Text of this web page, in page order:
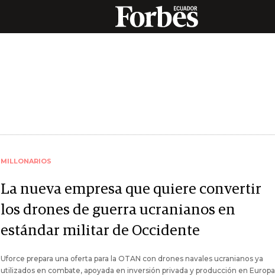
MILLONARIOS
La nueva empresa que quiere convertir
los drones de guerra ucranianos en
estándar militar de Occidente
Uforce prepara una oferta para la OTAN con drones navales ucranianos ya
utilizados en combate, apoyada en inversión privada y producción en Europa